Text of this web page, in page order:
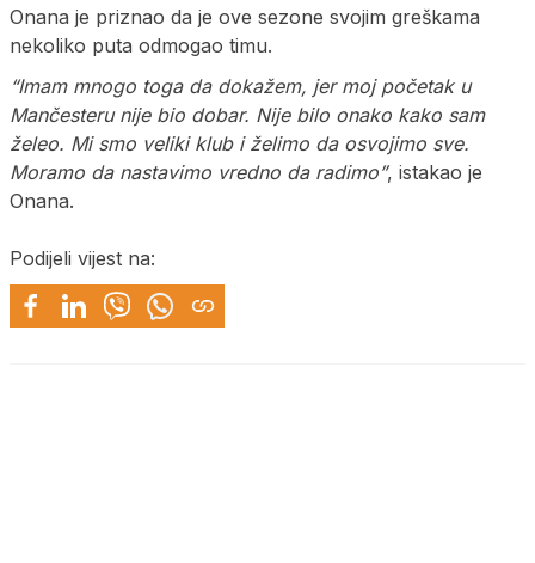
Onana je priznao da je ove sezone svojim greškama
nekoliko puta odmogao timu.
“Imam mnogo toga da dokažem, jer moj početak u
Mančesteru nije bio dobar. Nije bilo onako kako sam
želeo. Mi smo veliki klub i želimo da osvojimo sve.
Moramo da nastavimo vredno da radimo”, istakao je
Onana.
Podijeli vijest na: